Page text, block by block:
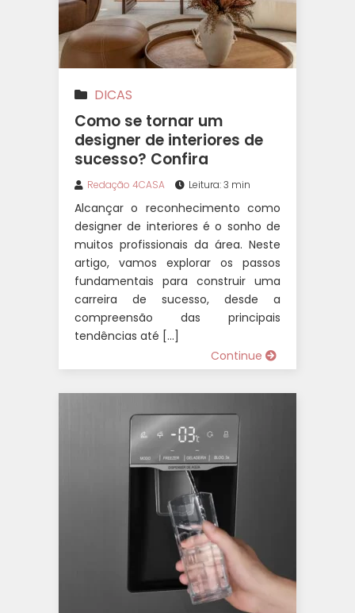
DICAS
Como se tornar um
designer de interiores de
sucesso? Confira
Redação 4CASA Leitura: 3 min
Alcançar o reconhecimento como
designer de interiores é o sonho de
muitos profissionais da área. Neste
artigo, vamos explorar os passos
fundamentais para construir uma
carreira de sucesso, desde a
compreensão das principais
tendências até […]
Continue